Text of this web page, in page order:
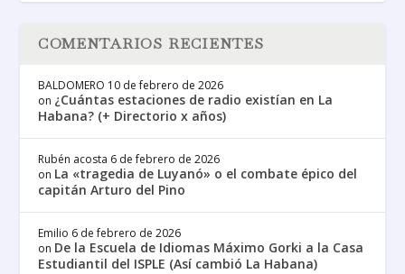
COMENTARIOS RECIENTES
BALDOMERO 10 de febrero de 2026
on ¿Cuántas estaciones de radio existían en La
Habana? (+ Directorio x años)
Rubén acosta 6 de febrero de 2026
on La «tragedia de Luyanó» o el combate épico del
capitán Arturo del Pino
Emilio 6 de febrero de 2026
on De la Escuela de Idiomas Máximo Gorki a la Casa
Estudiantil del ISPLE (Así cambió La Habana)